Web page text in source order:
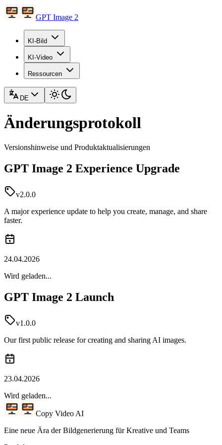
GPT Image 2
KI-Bild
KI-Video
Ressourcen
DE
Änderungsprotokoll
Versionshinweise und Produktaktualisierungen
GPT Image 2 Experience Upgrade
v2.0.0
A major experience update to help you create, manage, and share
faster.
24.04.2026
Wird geladen...
GPT Image 2 Launch
v1.0.0
Our first public release for creating and sharing AI images.
23.04.2026
Wird geladen...
Copy Video AI
Eine neue Ära der Bildgenerierung für Kreative und Teams